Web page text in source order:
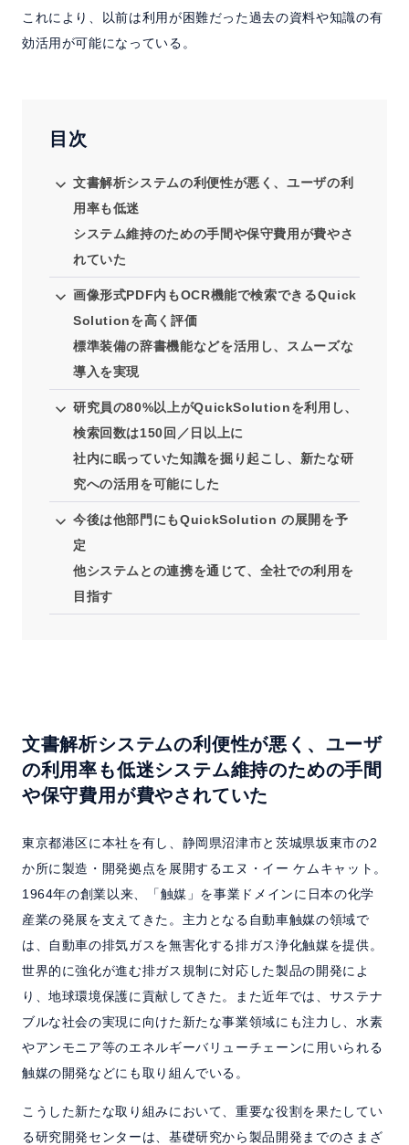
ホーム製品情報会社情報採用情報
これにより、以前は利用が困難だった過去の資料や知識の有
効活用が可能になっている。
目次
文書解析システムの利便性が悪く、ユーザの利
用率も低迷
システム維持のための手間や保守費用が費やさ
れていた
画像形式PDF内もOCR機能で検索できるQuick
Solutionを高く評価
標準装備の辞書機能などを活用し、スムーズな
導入を実現
研究員の80%以上がQuickSolutionを利用し、
検索回数は150回／日以上に
社内に眠っていた知識を掘り起こし、新たな研
究への活用を可能にした
今後は他部門にもQuickSolution の展開を予
定
他システムとの連携を通じて、全社での利用を
目指す
文書解析システムの利便性が悪く、ユーザ
の利用率も低迷システム維持のための手間
や保守費用が費やされていた
東京都港区に本社を有し、静岡県沼津市と茨城県坂東市の2
か所に製造・開発拠点を展開するエヌ・イー ケムキャット。
1964年の創業以来、「触媒」を事業ドメインに日本の化学
産業の発展を支えてきた。主力となる自動車触媒の領域で
は、自動車の排気ガスを無害化する排ガス浄化触媒を提供。
世界的に強化が進む排ガス規制に対応した製品の開発によ
り、地球環境保護に貢献してきた。また近年では、サステナ
ブルな社会の実現に向けた新たな事業領域にも注力し、水素
やアンモニア等のエネルギーバリューチェーンに用いられる
触媒の開発などにも取り組んでいる。
こうした新たな取り組みにおいて、重要な役割を果たしてい
る研究開発センターは、基礎研究から製品開発までのさまざ